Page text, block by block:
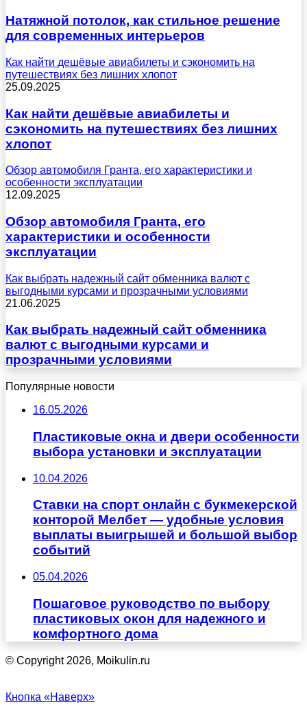
Натяжной потолок, как стильное решение
для современных интерьеров
Как найти дешёвые авиабилеты и сэкономить на
путешествиях без лишних хлопот
25.09.2025
Как найти дешёвые авиабилеты и
сэкономить на путешествиях без лишних
хлопот
Обзор автомобиля Гранта, его характеристики и
особенности эксплуатации
12.09.2025
Обзор автомобиля Гранта, его
характеристики и особенности
эксплуатации
Как выбрать надежный сайт обменника валют с
выгодными курсами и прозрачными условиями
21.06.2025
Как выбрать надежный сайт обменника
валют с выгодными курсами и
прозрачными условиями
Популярные новости
16.05.2026
Пластиковые окна и двери особенности
выбора установки и эксплуатации
10.04.2026
Ставки на спорт онлайн с букмекерской
конторой Мелбет — удобные условия
выплаты выигрышей и большой выбор
событий
05.04.2026
Пошаговое руководство по выбору
пластиковых окон для надежного и
комфортного дома
© Copyright 2026, Moikulin.ru
Кнопка «Наверх»